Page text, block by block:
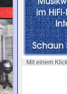
Mit einem